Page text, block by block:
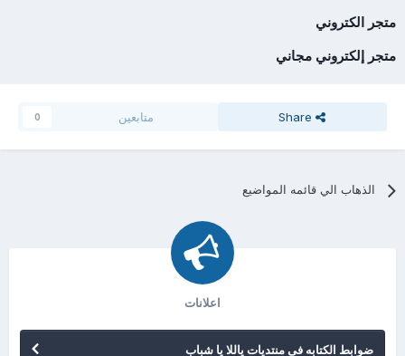
متجر الكتروني
متجر إلكتروني مجاني
Share متابعين 0
الذهاب الي قائمه المواضيع
اعلانات
ضوابط الكتابه فى منتديات ياللا يا شباب